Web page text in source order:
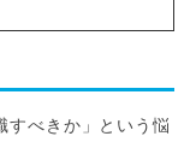
すべきか」という悩